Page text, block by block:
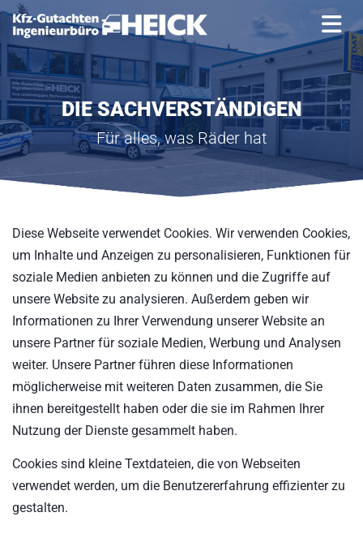
Zum Inhalt springen
DIE SACHVERSTÄNDIGEN
Für alles, was Räder hat
Diese Webseite verwendet Cookies. Wir verwenden Cookies,
um Inhalte und Anzeigen zu personalisieren, Funktionen für
soziale Medien anbieten zu können und die Zugriffe auf
unsere Website zu analysieren. Außerdem geben wir
Informationen zu Ihrer Verwendung unserer Website an
unsere Partner für soziale Medien, Werbung und Analysen
weiter. Unsere Partner führen diese Informationen
möglicherweise mit weiteren Daten zusammen, die Sie
ihnen bereitgestellt haben oder die sie im Rahmen Ihrer
Nutzung der Dienste gesammelt haben.
Cookies sind kleine Textdateien, die von Webseiten
verwendet werden, um die Benutzererfahrung effizienter zu
gestalten.